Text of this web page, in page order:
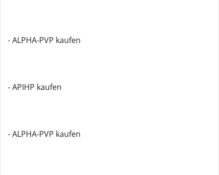
- ALPHA-PVP kaufen
- APIHP kaufen
- ALPHA-PVP kaufen